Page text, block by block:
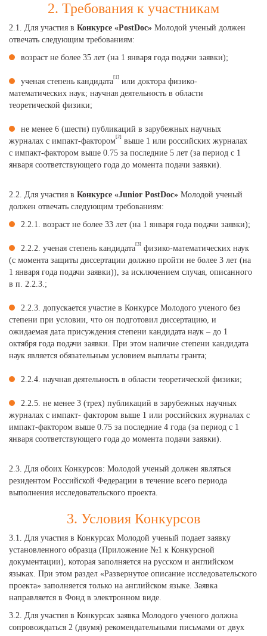
2. Требования к участникам
2.1. Для участия в Конкурсе «PostDoc» Молодой ученый должен
отвечать следующим требованиям:
возраст не более 35 лет (на 1 января года подачи заявки);
ученая степень кандидата[1] или доктора физико-
математических наук; научная деятельность в области
теоретической физики;
не менее 6 (шести) публикаций в зарубежных научных
журналах с импакт-фактором[2] выше 1 или российских журналах
с импакт-фактором выше 0.75 за последние 5 лет (за период с 1
января соответствующего года до момента подачи заявки).
2.2. Для участия в Конкурсе «Junior PostDoc» Молодой ученый
должен отвечать следующим требованиям:
2.2.1. возраст не более 33 лет (на 1 января года подачи заявки);
2.2.2. ученая степень кандидата[3] физико-математических наук
(с момента защиты диссертации должно пройти не более 3 лет (на
1 января года подачи заявки)), за исключением случая, описанного
в п. 2.2.3.;
2.2.3. допускается участие в Конкурсе Молодого ученого без
степени при условии, что он подготовил диссертацию, и
ожидаемая дата присуждения степени кандидата наук – до 1
октября года подачи заявки. При этом наличие степени кандидата
наук является обязательным условием выплаты гранта;
2.2.4. научная деятельность в области теоретической физики;
2.2.5. не менее 3 (трех) публикаций в зарубежных научных
журналах с импакт- фактором выше 1 или российских журналах с
импакт-фактором выше 0.75 за последние 4 года (за период с 1
января соответствующего года до момента подачи заявки).
2.3. Для обоих Конкурсов: Молодой ученый должен являться
резидентом Российской Федерации в течение всего периода
выполнения исследовательского проекта.
3. Условия Конкурсов
3.1. Для участия в Конкурсах Молодой ученый подает заявку
установленного образца (Приложение №1 к Конкурсной
документации), которая заполняется на русском и английском
языках. При этом раздел «Развернутое описание исследовательского
проекта» заполняется только на английском языке. Заявка
направляется в Фонд в электронном виде.
3.2. Для участия в Конкурсах заявка Молодого ученого должна
сопровождаться 2 (двумя) рекомендательными письмами от двух